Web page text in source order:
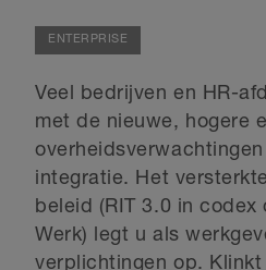
ENTERPRISE
Veel bedrijven en HR-
met de nieuwe, hogere
integratie. Het
beleid (RIT 3.0 in codex
Werk) legt u als
verplichtingen op.